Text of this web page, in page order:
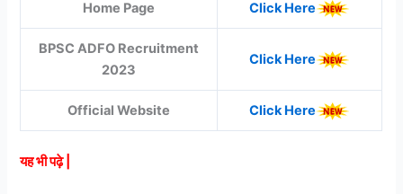
Home Page Click Here
BPSC ADFO Recruitment
2023
Click Here
Official Website Click Here
यह भी पढ़े |